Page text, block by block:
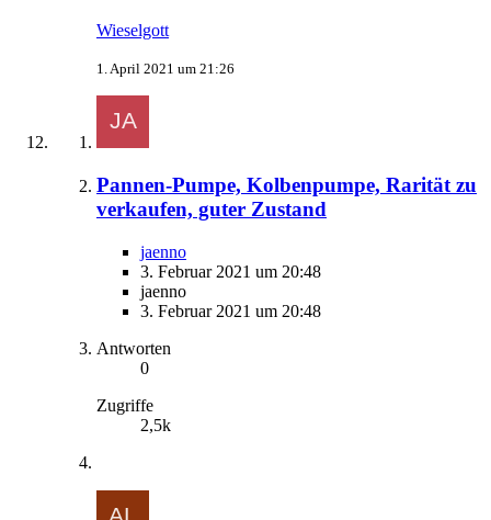
Wieselgott
1. April 2021 um 21:26
Pannen-Pumpe, Kolbenpumpe, Rarität zu
verkaufen, guter Zustand
jaenno
3. Februar 2021 um 20:48
jaenno
3. Februar 2021 um 20:48
Antworten
0
Zugriffe
2,5k